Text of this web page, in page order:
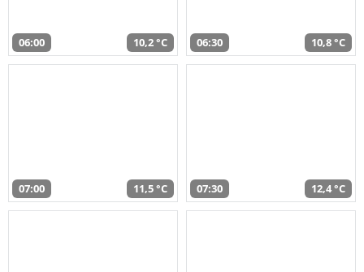
06:00 10,2 °C 06:30 10,8 °C
07:00 11,5 °C 07:30 12,4 °C